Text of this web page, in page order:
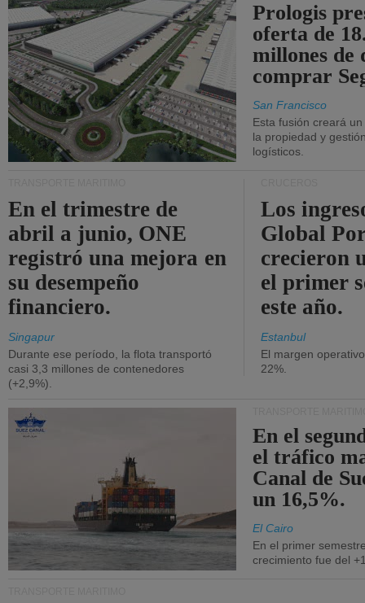
Prologis
oferta de
millones de
comprar
San Francisco
Esta fusión creará
la propiedad y
logísticos.
En el trimestre de
abril a junio, ONE
registró una mejora en
su desempeño
financiero.
Singapur
Durante ese período, la flota transportó
casi 3,3 millones de contenedores
(+2,9%).
Los
Global
crecieron
el primer
este año.
Estanbul
El margen
22%.
En el
el tráfico
Canal de
un 16,5%.
El Cairo
En el primer
crecimiento fue del